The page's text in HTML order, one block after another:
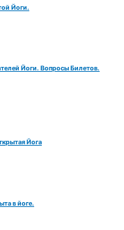
Йоги.
Йоги. Вопросы Билетов.
Йога
в йоге.